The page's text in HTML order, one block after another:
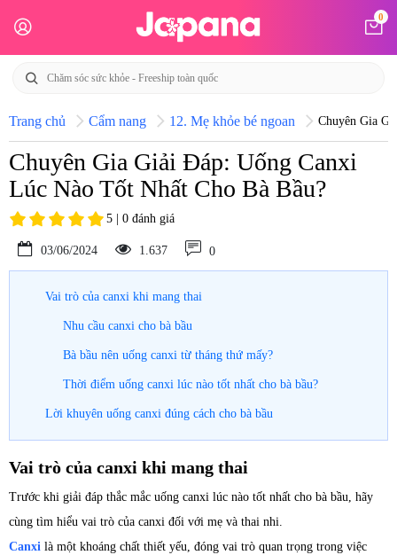
0
Trang chủ Cẩm nang 12. Mẹ khỏe bé ngoan Chuyên Gia
Chuyên Gia Giải Đáp: Uống Canxi
Lúc Nào Tốt Nhất Cho Bà Bầu?
5 | 0 đánh giá
03/06/2024 1.637 0
Vai trò của canxi khi mang thai
Nhu cầu canxi cho bà bầu
Bà bầu nên uống canxi từ tháng thứ mấy?
Thời điểm uống canxi lúc nào tốt nhất cho bà bầu?
Lời khuyên uống canxi đúng cách cho bà bầu
Vai trò của canxi khi mang thai
Trước khi giải đáp thắc mắc uống canxi lúc nào tốt nhất cho bà bầu, hãy
cùng tìm hiểu vai trò của canxi đối với mẹ và thai nhi.
Canxi là một khoáng chất thiết yếu, đóng vai trò quan trọng trong việc